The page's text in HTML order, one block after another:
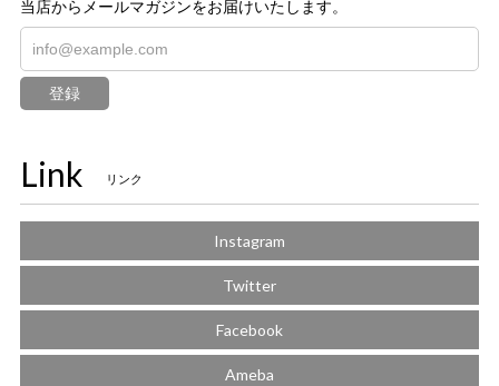
当店からメールマガジンをお届けいたします。
登録
Link リンク
Instagram
Twitter
Facebook
Ameba